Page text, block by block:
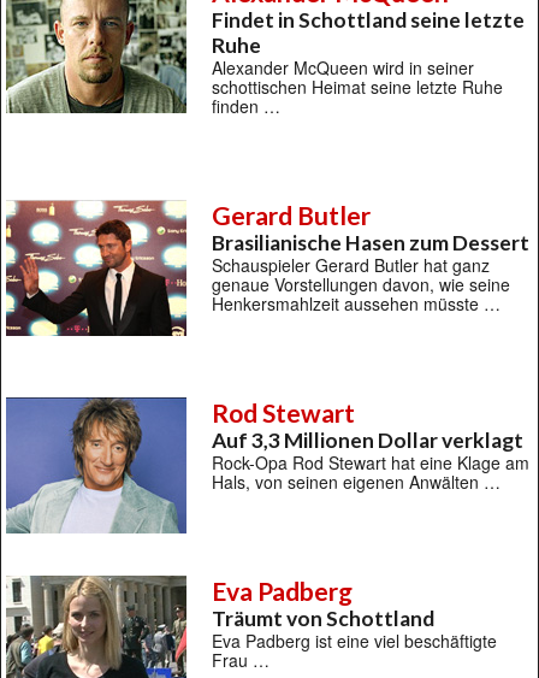
Findet in Schottland seine letzte
Ruhe
Alexander McQueen wird in seiner
schottischen Heimat seine letzte Ruhe
finden …
Gerard Butler
Brasilianische Hasen zum Dessert
Schauspieler Gerard Butler hat ganz
genaue Vorstellungen davon, wie seine
Henkersmahlzeit aussehen müsste …
Rod Stewart
Auf 3,3 Millionen Dollar verklagt
Rock-Opa Rod Stewart hat eine Klage am
Hals, von seinen eigenen Anwälten …
Eva Padberg
Träumt von Schottland
Eva Padberg ist eine viel beschäftigte
Frau …